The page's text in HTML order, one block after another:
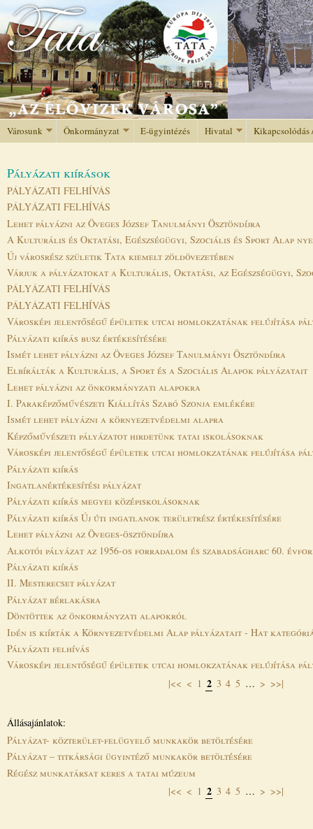
Jump to navigation
Városunk Önkormányzat E-ügyintézés Hivatal Kikapcsolódás
Pályázati kiírások
PÁLYÁZATI FELHÍVÁS
PÁLYÁZATI FELHÍVÁS
Lehet pályázni az Öveges József Tanulmányi Ösztöndíjra
A Kulturális és Oktatási, Egészségügyi, Szociális és Sport Alap
Új városrész születik Tata kiemelt zöldövezetében
Várjuk a pályázatokat a Kulturális, Oktatási, az Egészségügyi,
PÁLYÁZATI FELHÍVÁS
PÁLYÁZATI FELHÍVÁS
Városképi jelentőségű épületek utcai homlokzatának felújítása
Pályázati kiírás busz értékesítésére
Ismét lehet pályázni az Öveges József Tanulmányi Ösztöndíjra
Elbírálták a Kulturális, a Sport és a Szociális Alapok pályázatait
Lehet pályázni az önkormányzati alapokra
I. Paraképzőművészeti Kiállítás Szabó Szonja emlékére
Ismét lehet pályázni a környezetvédelmi alapra
Képzőművészeti pályázatot hirdetünk tatai iskolásoknak
Városképi jelentőségű épületek utcai homlokzatának felújítása
Pályázati kiírás
Ingatlanértékesítési pályázat
Pályázati kiírás megyei középiskolásoknak
Pályázati kiírás Új úti ingatlanok területrész értékesítésére
Lehet pályázni az Öveges-ösztöndíjra
Alkotói pályázat az 1956-os forradalom és szabadságharc 60.
Pályázati kiírás
II. Mesterecset pályázat
Pályázat bérlakásra
Döntöttek az önkormányzati alapokról
Idén is kiírták a Környezetvédelmi Alap pályázatait - Hat
Pályázati felhívás
Városképi jelentőségű épületek utcai homlokzatának felújítása
|<< < 1 2 3 4 5 … > >>|
Állásajánlatok:
Pályázat- közterület-felügyelő munkakör betöltésére
Pályázat – titkársági ügyintéző munkakör betöltésére
Régész munkatársat keres a tatai múzeum
|<< < 1 2 3 4 5 … > >>|